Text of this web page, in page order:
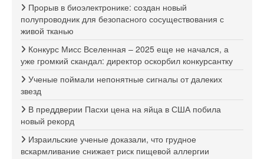
Прорыв в биоэлектронике: создан новый
полупроводник для безопасного сосуществования с
живой тканью
Конкурс Мисс Вселенная – 2025 еще не начался, а
уже громкий скандал: директор оскорбил конкурсантку
Ученые поймали непонятные сигналы от далеких
звезд
В преддверии Пасхи цена на яйца в США побила
новый рекорд
Израильские ученые доказали, что грудное
вскармливание снижает риск пищевой аллергии